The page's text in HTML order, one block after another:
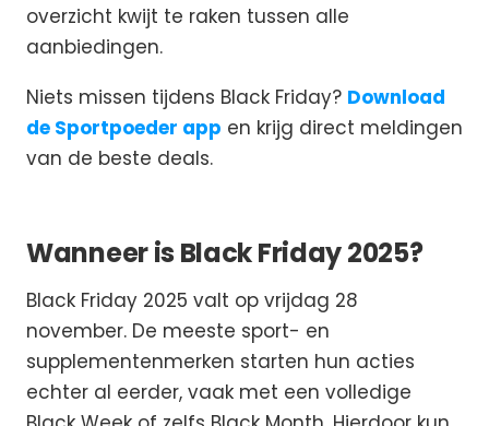
overzicht kwijt te raken tussen alle
aanbiedingen.
Niets missen tijdens Black Friday? Download
de Sportpoeder app en krijg direct meldingen
van de beste deals.
Wanneer is Black Friday 2025?
Black Friday 2025 valt op vrijdag 28
november. De meeste sport- en
supplementenmerken starten hun acties
echter al eerder, vaak met een volledige